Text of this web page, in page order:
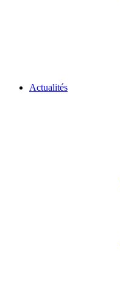
Actualités